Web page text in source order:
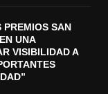
SAN
UNA
VISIBILIDAD A